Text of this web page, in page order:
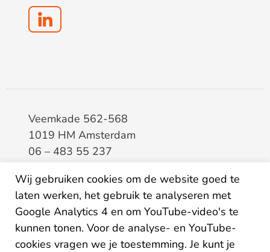
Veemkade 562-568
1019 HM Amsterdam
06 – 483 55 237
BTW8133.20.343.B.01
KvK34207150
IBANNL26ABNA0507435125
Wij gebruiken cookies om de website goed te
laten werken, het gebruik te analyseren met
Google Analytics 4 en om YouTube-video's te
kunnen tonen. Voor de analyse- en YouTube-
cookies vragen we je toestemming. Je kunt je